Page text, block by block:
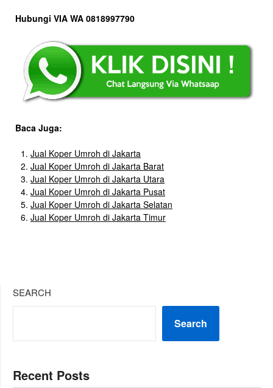
Hubungi VIA WA 0818997790
Baca Juga:
Jual Koper Umroh di Jakarta
Jual Koper Umroh di Jakarta Barat
Jual Koper Umroh di Jakarta Utara
Jual Koper Umroh di Jakarta Pusat
Jual Koper Umroh di Jakarta Selatan
Jual Koper Umroh di Jakarta Timur
SEARCH
Search
Recent Posts